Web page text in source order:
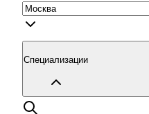
Специализации